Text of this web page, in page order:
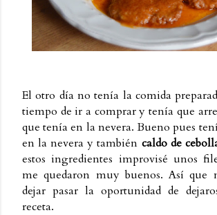
El otro día no tenía la comida
tiempo de ir a comprar y tenía que
que tenía en la nevera. Bueno pues
en la nevera y también caldo de
estos ingredientes improvisé unos
me quedaron muy buenos. Así que
dejar pasar la oportunidad de
receta.